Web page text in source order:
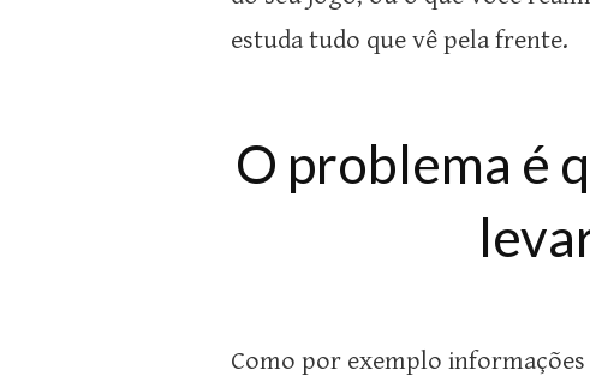
estuda tudo que vê pela frente.
O problema é
Como por exemplo